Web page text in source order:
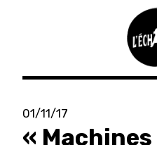
Aller
contenu
principal
01/11/17
«